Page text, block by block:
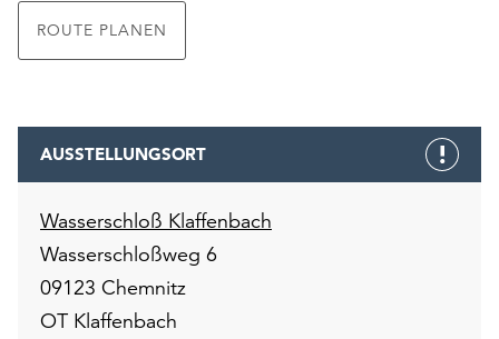
ROUTE PLANEN
AUSSTELLUNGSORT
Wasserschloß Klaffenbach
Wasserschloßweg 6
09123 Chemnitz
OT Klaffenbach